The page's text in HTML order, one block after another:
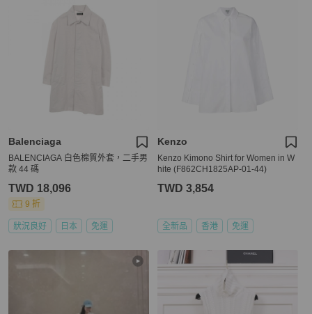
Balenciaga
BALENCIAGA 白色棉質外套，二手男
款 44 碼
TWD 18,096
9 折
狀況良好 日本 免運
Kenzo
Kenzo Kimono Shirt for Women in W
hite (F862CH1825AP-01-44)
TWD 3,854
全新品 香港 免運